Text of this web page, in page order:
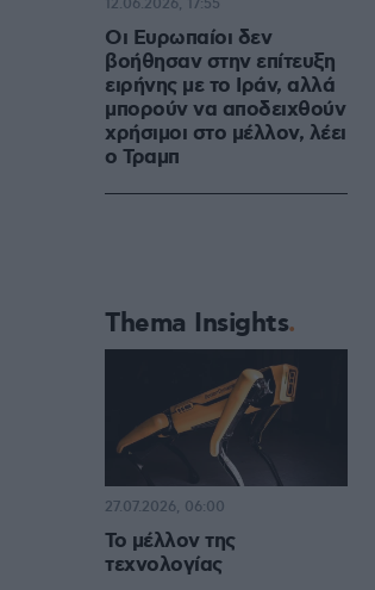
Οι Ευρωπαίοι δεν
βοήθησαν στην επίτευξη
ειρήνης με το Ιράν, αλλά
μπορούν να αποδειχθούν
χρήσιμοι στο μέλλον, λέει
ο Τραμπ
12.06.2026, 17:55
Thema Insights
Το μέλλον της
τεχνολογίας
27.07.2026, 06:00